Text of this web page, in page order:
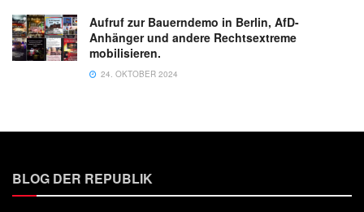
Aufruf zur Bauerndemo in Berlin, AfD-
Anhänger und andere Rechtsextreme
mobilisieren.
24. OKTOBER 2024
BLOG DER REPUBLIK